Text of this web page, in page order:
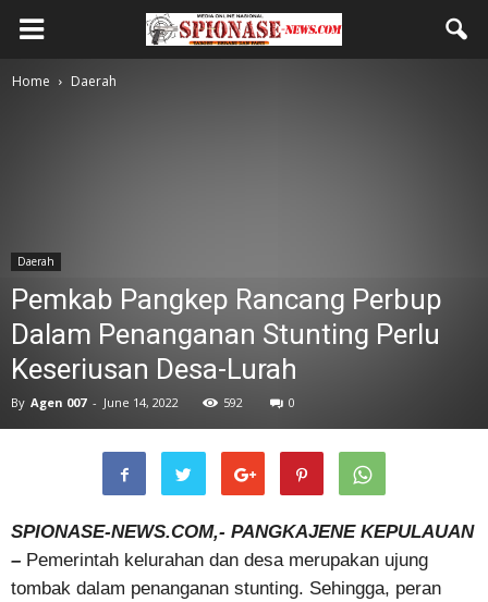
Home Daerah
Daerah
Pemkab Pangkep Rancang Perbup
Dalam Penanganan Stunting Perlu
Keseriusan Desa-Lurah
By Agen 007 - June 14, 2022 592 0
SPIONASE-NEWS.COM,- PANGKAJENE KEPULAUAN
– Pemerintah kelurahan dan desa merupakan ujung
tombak dalam penanganan stunting. Sehingga, peran